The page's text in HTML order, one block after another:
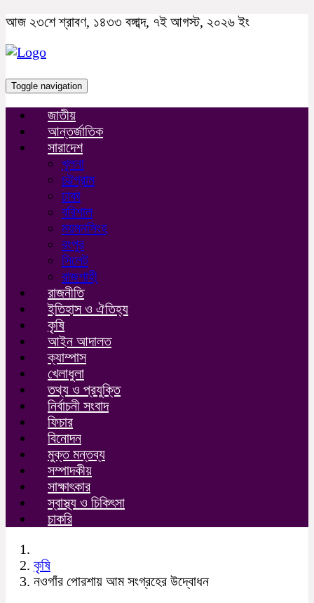
আজ ২৩শে শ্রাবণ, ১৪৩৩ বঙ্গাব্দ, ৭ই আগস্ট, ২০২৬ ইং
Toggle navigation
জাতীয়
আন্তর্জাতিক
সারাদেশ
খুলনা
চট্টগ্রাম
ঢাকা
বরিশাল
ময়মনসিংহ
রংপুর
সিলেট
রাজশাহী
রাজনীতি
ইতিহাস ও ঐতিহ্য
কৃষি
আইন আদালত
ক্যাম্পাস
খেলাধুলা
তথ্য ও প্রযুক্তি
নির্বাচনী সংবাদ
ফিচার
বিনোদন
মুক্ত মন্তব্য
সম্পাদকীয়
সাক্ষাৎকার
স্বাস্থ্য ও চিকিৎসা
চাকরি
কৃষি
নওগাঁর পোরশায় আম সংগ্রহের উদ্বোধন